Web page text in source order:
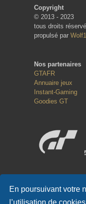
En poursuivant votre
Copyright
© 2013 - 2023
tous droits
propulsé par
Nos partenaires
GTAFR
Annuaire jeux
Instant-Gaming
Goodies GT